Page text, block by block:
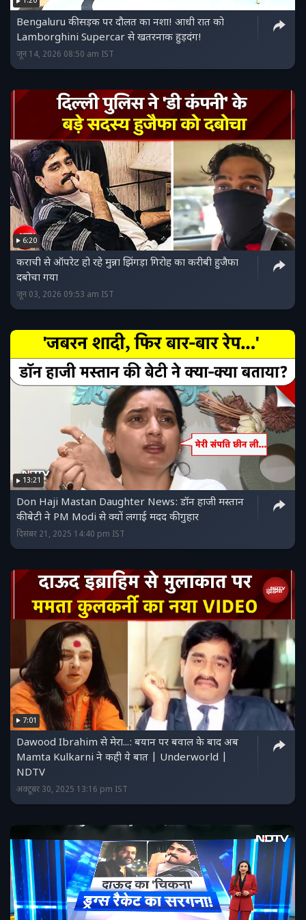
Bengaluru की सड़क पर दौलत का नशा! आधी रात को
Lamborghini Supercar से खतरनाक हुड़दंग!
जून 14, 2026 08:50 am IST
6:20
कराची से ऑपरेट हो रहे मुन्ना झिंगड़ा गिरोह का करीबी हुजैफा
दबोचा गया
जून 03, 2026 09:53 am IST
13:21
Don Haji Mastan Daughter News: डॉन हाजी मस्‍तान
की बेटी ने PM Modi से क्यों लगाई मदद की गुहार
दिसंबर 21, 2025 14:40 pm IST
7:01
Dawood Ibrahim से मेरा...: बयान पर बवाल के बाद अब
Mamta Kulkarni ने कही ये बात | Underworld |
NDTV
अक्टूबर 30, 2025 13:16 pm IST